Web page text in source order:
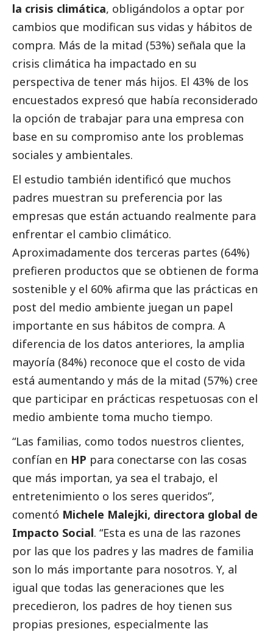
la crisis climática, obligándolos a optar por
cambios que modifican sus vidas y hábitos de
compra. Más de la mitad (53%) señala que la
crisis climática ha impactado en su
perspectiva de tener más hijos. El 43% de los
encuestados expresó que había reconsiderado
la opción de trabajar para una empresa con
base en su compromiso ante los problemas
sociales y ambientales.
El estudio también identificó que muchos
padres muestran su preferencia por las
empresas que están actuando realmente para
enfrentar el cambio climático.
Aproximadamente dos terceras partes (64%)
prefieren productos que se obtienen de forma
sostenible y el 60% afirma que las prácticas en
post del medio ambiente juegan un papel
importante en sus hábitos de compra. A
diferencia de los datos anteriores, la amplia
mayoría (84%) reconoce que el costo de vida
está aumentando y más de la mitad (57%) cree
que participar en prácticas respetuosas con el
medio ambiente toma mucho tiempo.
“Las familias, como todos nuestros clientes,
confían en HP para conectarse con las cosas
que más importan, ya sea el trabajo, el
entretenimiento o los seres queridos”,
comentó Michele Malejki, directora global de
Impacto Social. “Esta es una de las razones
por las que los padres y las madres de familia
son lo más importante para nosotros. Y, al
igual que todas las generaciones que les
precedieron, los padres de hoy tienen sus
propias presiones, especialmente las